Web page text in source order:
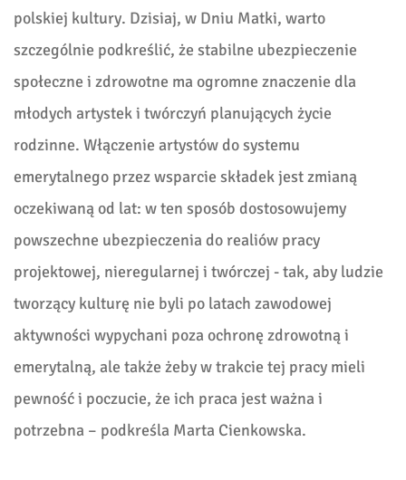
polskiej kultury. Dzisiaj, w Dniu Matki, warto
szczególnie podkreślić, że stabilne ubezpieczenie
społeczne i zdrowotne ma ogromne znaczenie dla
młodych artystek i twórczyń planujących życie
rodzinne. Włączenie artystów do systemu
emerytalnego przez wsparcie składek jest zmianą
oczekiwaną od lat: w ten sposób dostosowujemy
powszechne ubezpieczenia do realiów pracy
projektowej, nieregularnej i twórczej - tak, aby ludzie
tworzący kulturę nie byli po latach zawodowej
aktywności wypychani poza ochronę zdrowotną i
emerytalną, ale także żeby w trakcie tej pracy mieli
pewność i poczucie, że ich praca jest ważna i
potrzebna – podkreśla Marta Cienkowska.